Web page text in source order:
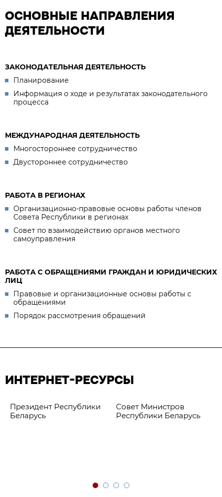
ОСНОВНЫЕ НАПРАВЛЕНИЯ
ДЕЯТЕЛЬНОСТИ
ЗАКОНОДАТЕЛЬНАЯ ДЕЯТЕЛЬНОСТЬ
Планирование
Информация о ходе и результатах законодательного
процесса
МЕЖДУНАРОДНАЯ ДЕЯТЕЛЬНОСТЬ
Многостороннее сотрудничество
Двустороннее сотрудничество
РАБОТА В РЕГИОНАХ
Организационно-правовые основы работы членов
Совета Республики в регионах
Совет по взаимодействию органов местного
самоуправления
РАБОТА С ОБРАЩЕНИЯМИ ГРАЖДАН И ЮРИДИЧЕСКИХ
ЛИЦ
Правовые и организационные основы работы с
обращениями
Порядок рассмотрения обращений
ИНТЕРНЕТ-РЕСУРСЫ
Президент Республики
Беларусь
Совет Министров
Республики Беларусь